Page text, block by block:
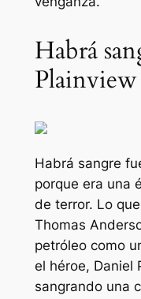
Habrá
Plainview
Habrá sangre
porque era una
de terror. Lo
Thomas
petróleo como
el héroe, Daniel
sangrando una